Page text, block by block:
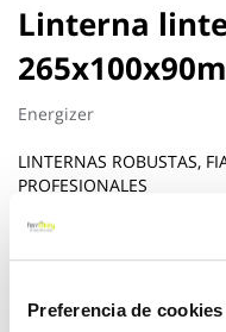
Preferencia de cookies
Linterna
Energizer
LINTERNAS ROBUSTAS,
PROFESIONALES
Saltar
al
comienzo
de
la
galería
de
imágenes